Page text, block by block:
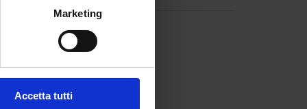
Marketing
Accetta tutti
leggere